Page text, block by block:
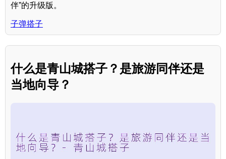
伴”的升级版。
子弹搭子
什么是青山城搭子？是旅游同伴还是
当地向导？